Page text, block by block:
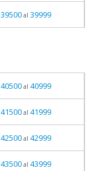
39500al 39999
40500al 40999
41500al 41999
42500al 42999
43500al 43999